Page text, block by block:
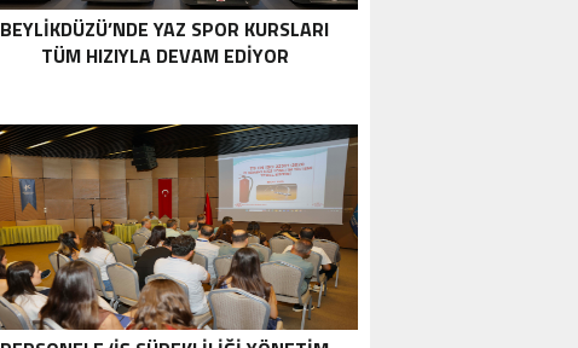
BEYLİKDÜZÜ’NDE YAZ SPOR KURSLARI
TÜM HIZIYLA DEVAM EDİYOR